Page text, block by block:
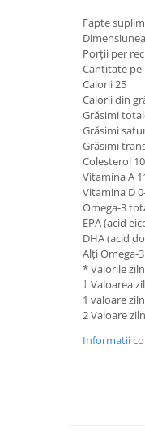
Fapte
Porții per
Cantitate pe
Calorii 25
Calorii din
Grăsimi
Grăsimi
Grăsimi
Colesterol
Vitamina A
Vitamina D
Omega-3
EPA (acid
DHA (acid
Alți Omega-
* Valorile
† Valoarea
1 valoare
2 Valoare
Informatii